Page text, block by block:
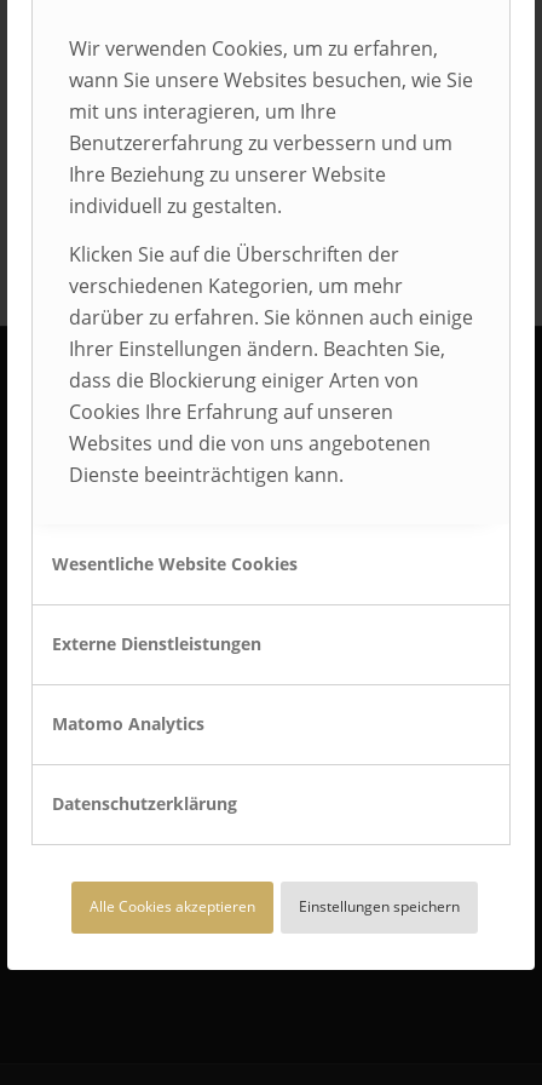
Wir verwenden Cookies, um zu erfahren,
wann Sie unsere Websites besuchen, wie Sie
mit uns interagieren, um Ihre
Benutzererfahrung zu verbessern und um
Ihre Beziehung zu unserer Website
individuell zu gestalten.
Klicken Sie auf die Überschriften der
verschiedenen Kategorien, um mehr
darüber zu erfahren. Sie können auch einige
Ihrer Einstellungen ändern. Beachten Sie,
dass die Blockierung einiger Arten von
Cookies Ihre Erfahrung auf unseren
Websites und die von uns angebotenen
Dienste beeinträchtigen kann.
Wesentliche Website Cookies
Externe Dienstleistungen
Matomo Analytics
Datenschutzerklärung
Alle Cookies akzeptieren Einstellungen speichern
Eintrag teilen
KONTAKT
AUBI-plus GmbH
Weidehorst 116
Tel.: +49 5744 5070-0
Fax.: +49 5744 5070-25
BEST PLACE TO LEARN® ist Deutschlands